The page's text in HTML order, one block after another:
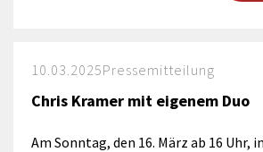
10.03.2025Pressemitteilung
Chris Kramer mit eigenem Duo
Am Sonntag, den 16. März ab 16 Uhr,